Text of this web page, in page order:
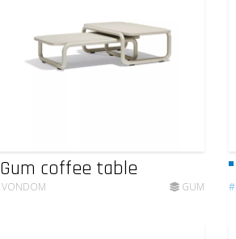
Gum coffee table
VONDOM GUM #